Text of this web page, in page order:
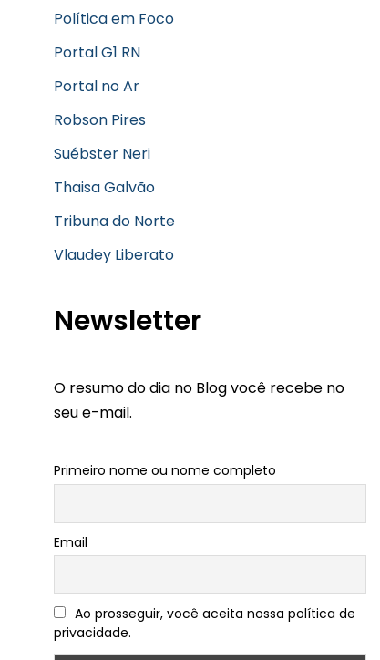
Política em Foco
Portal G1 RN
Portal no Ar
Robson Pires
Suébster Neri
Thaisa Galvão
Tribuna do Norte
Vlaudey Liberato
Newsletter
O resumo do dia no Blog você recebe no
seu e-mail.
Primeiro nome ou nome completo
Email
Ao prosseguir, você aceita nossa política de
privacidade.